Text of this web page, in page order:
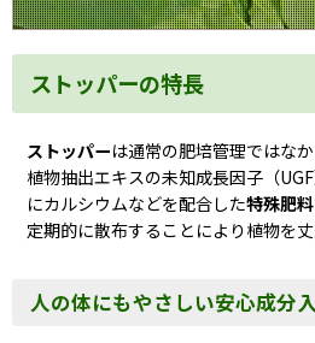
ストッパーの特長
ストッパーは通常の肥培管理ではな
植物抽出エキスの未知成長因子（
にカルシウムなどを配合した特殊肥料
定期的に散布することにより植物を丈
人の体にもやさしい安心成分